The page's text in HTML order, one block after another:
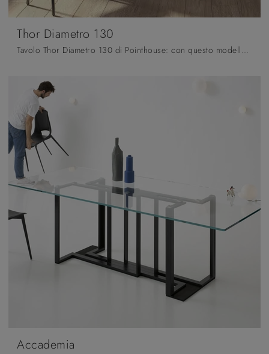
Thor Diametro 130
Tavolo Thor Diametro 130 di Pointhouse: con questo modello potrai completare spazi moderni garantendoti massima componibilità e la massima ...
Accademia